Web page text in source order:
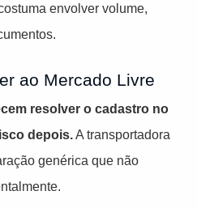
envolver volume,
ao Mercado Livre
resolver o cadastro no
depois.A transportadora
genérica que não